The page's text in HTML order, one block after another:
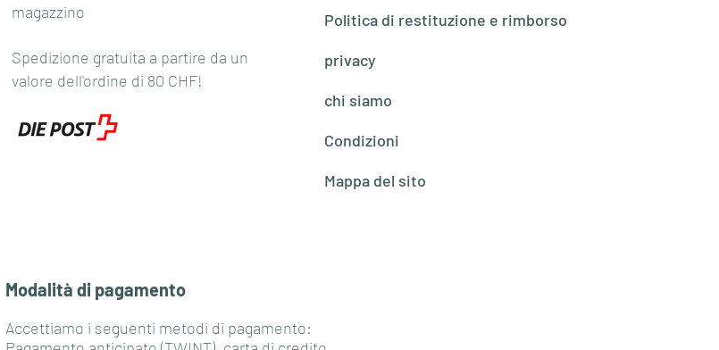
magazzino
Spedizione gratuita a partire da un
valore dell'ordine di 80 CHF!
Politica di restituzione e rimborso
privacy
chi siamo
Condizioni
Mappa del sito
Modalità di pagamento
Accettiamo i seguenti metodi di pagamento: